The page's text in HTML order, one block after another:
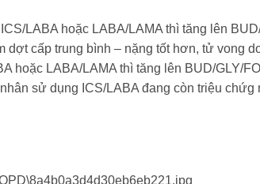
LABA hoặc LABA/LAMA thì tăng lên
cấp trung bình – nặng tốt hơn, tử vong
hoặc LABA/LAMA thì tăng lên BUD/GLY/
sử dụng ICS/LABA đang còn triệu